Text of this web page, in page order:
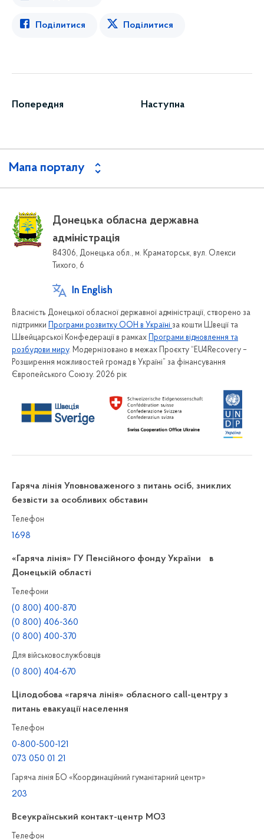
Поділитися Поділитися
Попередня Наступна
Мапа порталу
Донецька обласна державна
адміністрація
84306, Донецька обл., м. Краматорськ, вул. Олекси
Тихого, 6
In English
Власність Донецької обласної державної адміністрації, створено за
підтримки Програми розвитку ООН в Україні за кошти Швеції та
Швейцарської Конфедерації в рамках Програми відновлення та
розбудови миру. Модернізовано в межах Проєкту “EU4Recovery –
Розширення можливостей громад в Україні” за фінансування
Європейського Союзу. 2026 рік
Гаряча лінія Уповноваженого з питань осіб, зниклих
безвісти за особливих обставин
Телефон
1698
«Гаряча лінія» ГУ Пенсійного фонду України в
Донецькій області
Телефони
(0 800) 400-870
(0 800) 406-360
(0 800) 400-370
Для військовослужбовців
(0 800) 404-670
Цілодобова «гаряча лінія» обласного call-центру з
питань евакуації населення
Телефон
0-800-500-121
073 050 01 21
Гаряча лінія БО «Координаційний гуманітарний центр»
203
Всеукраїнський контакт-центр МОЗ
Телефон